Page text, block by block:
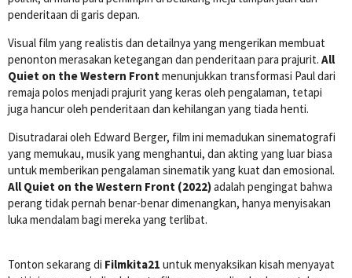
penderitaan di garis depan.
Visual film yang realistis dan detailnya yang mengerikan membuat
penonton merasakan ketegangan dan penderitaan para prajurit. All
Quiet on the Western Front menunjukkan transformasi Paul dari
remaja polos menjadi prajurit yang keras oleh pengalaman, tetapi
juga hancur oleh penderitaan dan kehilangan yang tiada henti.
Disutradarai oleh Edward Berger, film ini memadukan sinematografi
yang memukau, musik yang menghantui, dan akting yang luar biasa
untuk memberikan pengalaman sinematik yang kuat dan emosional.
All Quiet on the Western Front (2022)adalah pengingat bahwa
perang tidak pernah benar-benar dimenangkan, hanya menyisakan
luka mendalam bagi mereka yang terlibat.
Tonton sekarang di Filmkita21 untuk menyaksikan kisah menyayat